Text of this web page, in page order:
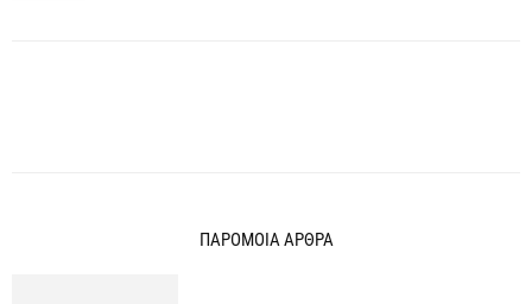
ΠΑΡΟΜΟΙΑ ΑΡΘΡΑ